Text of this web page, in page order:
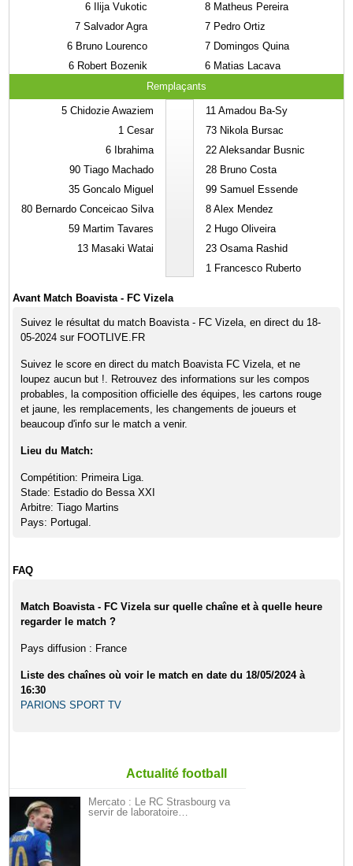
6 Ilija Vukotic
7 Salvador Agra
6 Bruno Lourenco
6 Robert Bozenik
8 Matheus Pereira
7 Pedro Ortiz
7 Domingos Quina
6 Matias Lacava
Remplaçants
5 Chidozie Awaziem
1 Cesar
6 Ibrahima
90 Tiago Machado
35 Goncalo Miguel
80 Bernardo Conceicao Silva
59 Martim Tavares
13 Masaki Watai
11 Amadou Ba-Sy
73 Nikola Bursac
22 Aleksandar Busnic
28 Bruno Costa
99 Samuel Essende
8 Alex Mendez
2 Hugo Oliveira
23 Osama Rashid
1 Francesco Ruberto
Avant Match Boavista - FC Vizela
Suivez le résultat du match Boavista - FC Vizela, en direct du 18-
05-2024 sur FOOTLIVE.FR
Suivez le score en direct du match Boavista FC Vizela, et ne
loupez aucun but !. Retrouvez des informations sur les compos
probables, la composition officielle des équipes, les cartons rouge
et jaune, les remplacements, les changements de joueurs et
beaucoup d'info sur le match a venir.
Lieu du Match:
Compétition: Primeira Liga.
Stade: Estadio do Bessa XXI
Arbitre: Tiago Martins
Pays: Portugal.
FAQ
Match Boavista - FC Vizela sur quelle chaîne et à quelle heure
regarder le match ?
Pays diffusion : France
Liste des chaînes où voir le match en date du 18/05/2024 à
16:30
PARIONS SPORT TV
Actualité football
Mercato : Le RC Strasbourg va
servir de laboratoire…